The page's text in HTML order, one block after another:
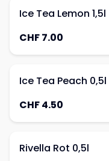
Ice Tea Lemon 1,5l
CHF 7.00
Ice Tea Peach 0,5l
CHF 4.50
Rivella Rot 0,5l